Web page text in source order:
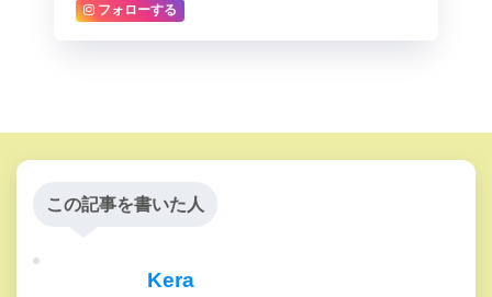
フォローする
この記事を書いた人
Kera